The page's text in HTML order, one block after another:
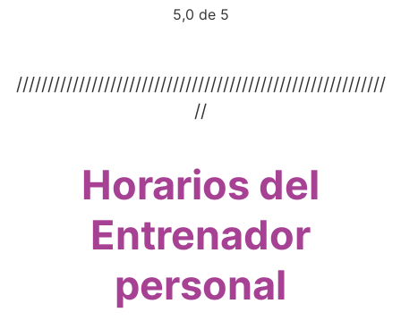
5,0 de 5
///////////////////////////////////////////////////////////
//
Horarios del
Entrenador
personal